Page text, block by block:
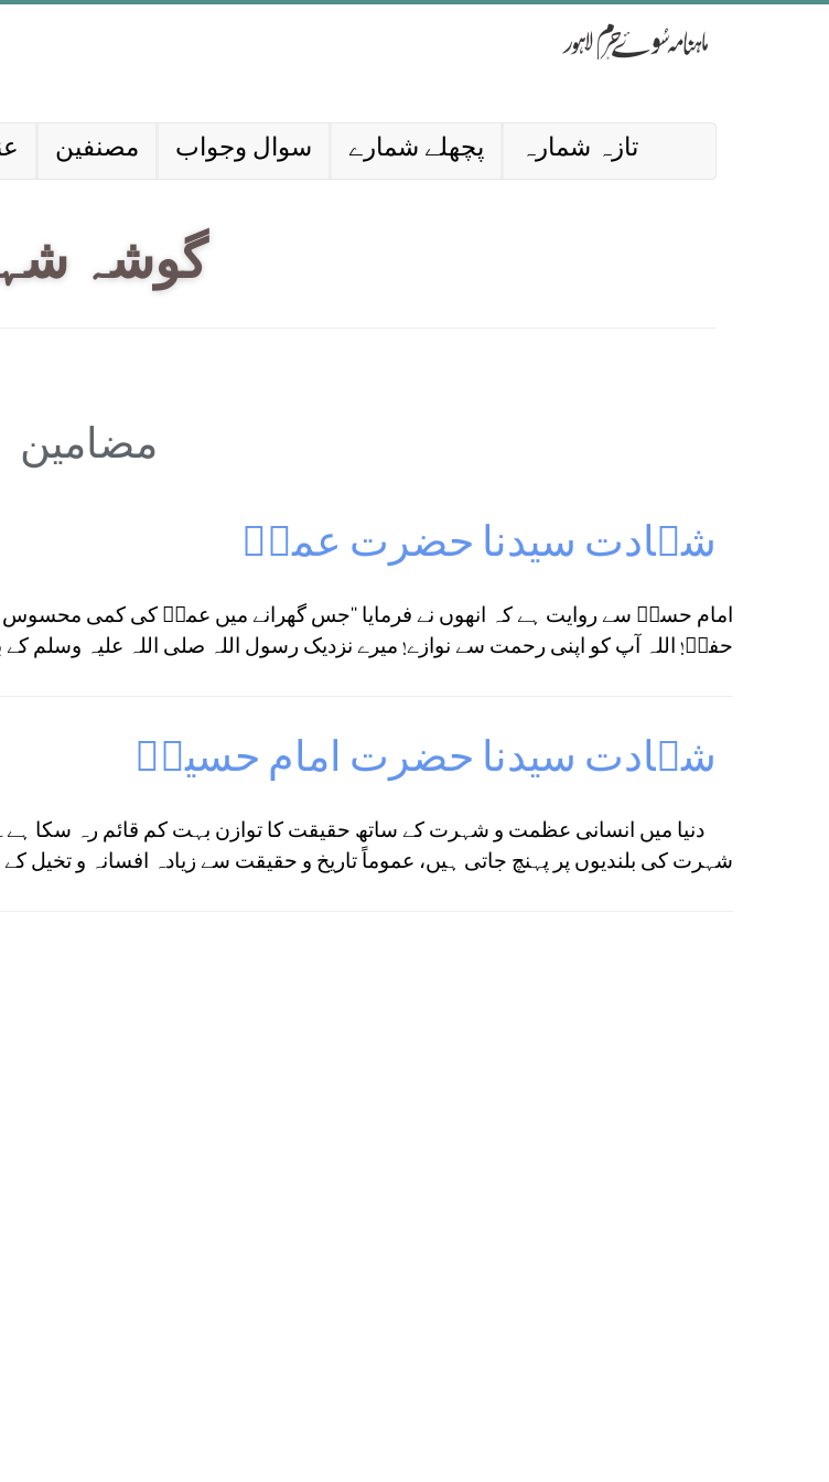
مصنفین سوال وجواب پچھلے شمارے تازہ شمارہ
گوشہ
مضامین
شہادت سیدنا حضرت عمرؓ
امام حسنؓ سے روایت ہے کہ انھوں نے فرمایا ‘‘جس گھرانے میں عمرؓ کی کمی محسوس نہ
حفصؓ! اللہ آپ کو اپنی رحمت سے نوازے! میرے نزدیک رسول اللہ صلی اللہ علیہ وسلم
شہادت سیدنا حضرت امام حسینؓ
دنیا میں انسانی عظمت و شہرت کے ساتھ حقیقت کا توازن بہت کم قائم رہ سکا
شہرت کی بلندیوں پر پہنچ جاتی ہیں، عموماً تاریخ و حقیقت سے زیادہ افسانہ و تخیل کے